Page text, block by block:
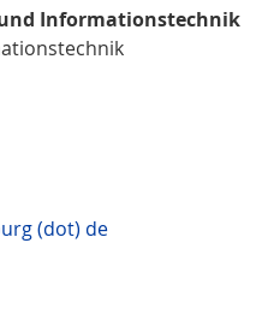
Informationstechnik
(dot) de